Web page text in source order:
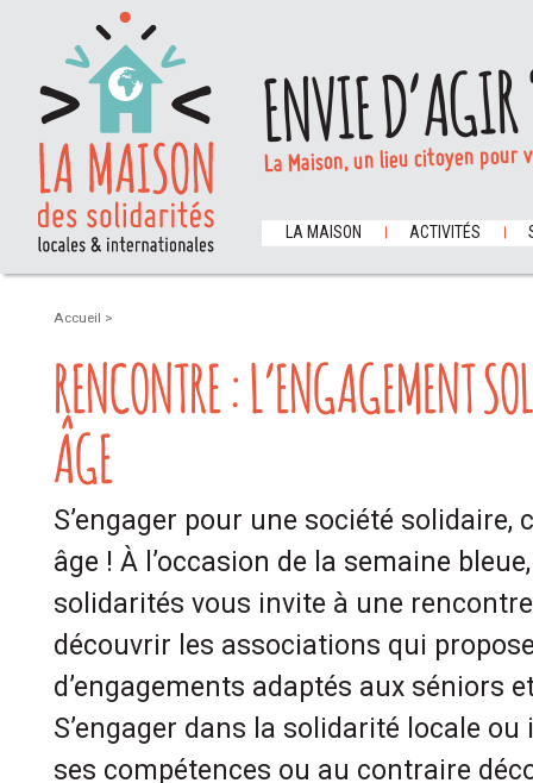
ENVIE
La Maison, un lieu citoyen
LA MAISON ACTIVITÉS
Accueil >
RENCONTRE : L’ENGAGEMENT
ÂGE
S’engager pour une société solidaire,
âge ! À l’occasion de la semaine
solidarités vous invite à une
découvrir les associations qui
d’engagements adaptés aux séniors
S’engager dans la solidarité locale
ses compétences ou au contraire